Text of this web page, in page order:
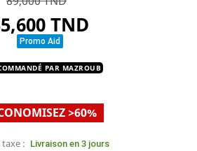
TND
Promo Aid
PAR MAZROUB
>60%
: Livraison en 3 jours